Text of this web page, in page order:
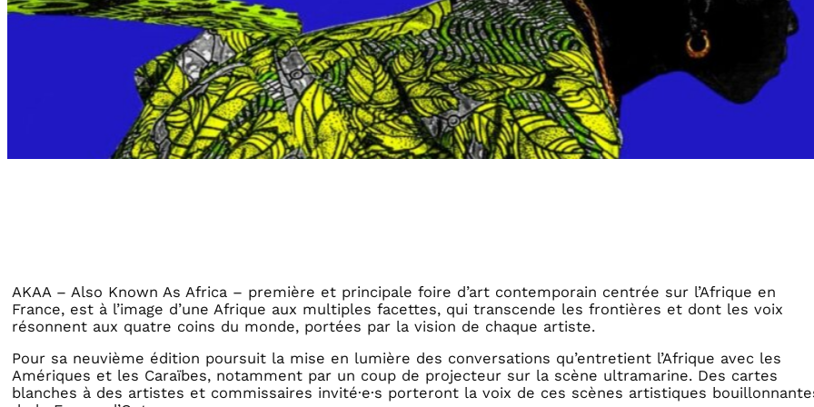
AKAA – Also Known As Africa – première et principale foire d’art contemporain centrée sur l’Afrique en
France, est à l’image d’une Afrique aux multiples facettes, qui transcende les frontières et dont les voix
résonnent aux quatre coins du monde, portées par la vision de chaque artiste.
Pour sa neuvième édition poursuit la mise en lumière des conversations qu’entretient l’Afrique avec les
Amériques et les Caraïbes, notamment par un coup de projecteur sur la scène ultramarine. Des cartes
blanches à des artistes et commissaires invité·e·s porteront la voix de ces scènes artistiques